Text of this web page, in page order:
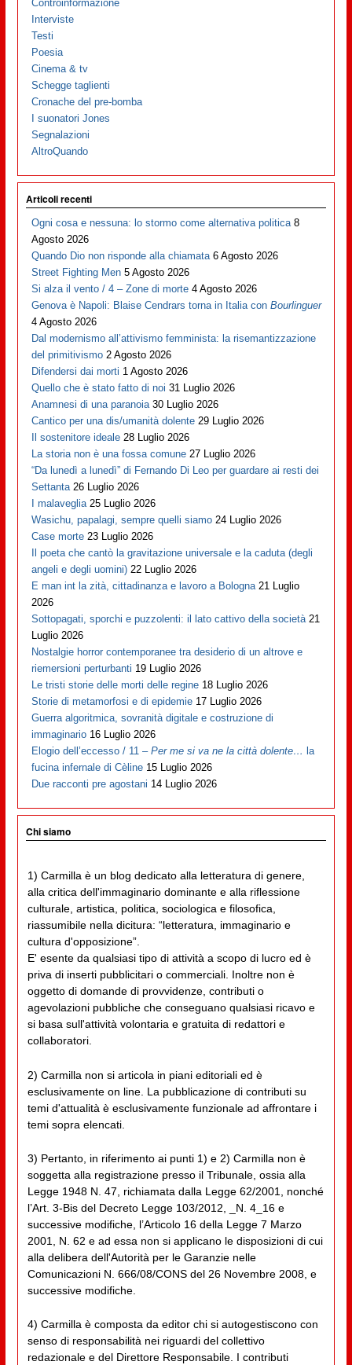
Controinformazione
Interviste
Testi
Poesia
Cinema & tv
Schegge taglienti
Cronache del pre-bomba
I suonatori Jones
Segnalazioni
AltroQuando
Articoli recenti
Ogni cosa e nessuna: lo stormo come alternativa politica 8
Agosto 2026
Quando Dio non risponde alla chiamata 6 Agosto 2026
Street Fighting Men 5 Agosto 2026
Si alza il vento / 4 – Zone di morte 4 Agosto 2026
Genova è Napoli: Blaise Cendrars torna in Italia conBourlinguer
4 Agosto 2026
Dal modernismo all’attivismo femminista: la risemantizzazione
del primitivismo 2 Agosto 2026
Difendersi dai morti 1 Agosto 2026
Quello che è stato fatto di noi 31 Luglio 2026
Anamnesi di una paranoia 30 Luglio 2026
Cantico per una dis/umanità dolente 29 Luglio 2026
Il sostenitore ideale 28 Luglio 2026
La storia non è una fossa comune 27 Luglio 2026
“Da lunedì a lunedì” di Fernando Di Leo per guardare ai resti dei
Settanta 26 Luglio 2026
I malaveglia 25 Luglio 2026
Wasichu, papalagi, sempre quelli siamo 24 Luglio 2026
Case morte 23 Luglio 2026
Il poeta che cantò la gravitazione universale e la caduta (degli
angeli e degli uomini) 22 Luglio 2026
E man int la zità, cittadinanza e lavoro a Bologna 21 Luglio
2026
Sottopagati, sporchi e puzzolenti: il lato cattivo della società 21
Luglio 2026
Nostalgie horror contemporanee tra desiderio di un altrove e
riemersioni perturbanti 19 Luglio 2026
Le tristi storie delle morti delle regine 18 Luglio 2026
Storie di metamorfosi e di epidemie 17 Luglio 2026
Guerra algoritmica, sovranità digitale e costruzione di
immaginario 16 Luglio 2026
Elogio dell’eccesso / 11 –Per me si va ne la città dolente… la
fucina infernale di Cèline 15 Luglio 2026
Due racconti pre agostani 14 Luglio 2026
Chi siamo
1) Carmilla è un blog dedicato alla letteratura di genere,
alla critica dell'immaginario dominante e alla riflessione
culturale, artistica, politica, sociologica e filosofica,
riassumibile nella dicitura: “letteratura, immaginario e
cultura d'opposizione”.
E' esente da qualsiasi tipo di attività a scopo di lucro ed è
priva di inserti pubblicitari o commerciali. Inoltre non è
oggetto di domande di provvidenze, contributi o
agevolazioni pubbliche che conseguano qualsiasi ricavo e
si basa sull'attività volontaria e gratuita di redattori e
collaboratori.
2) Carmilla non si articola in piani editoriali ed è
esclusivamente on line. La pubblicazione di contributi su
temi d'attualità è esclusivamente funzionale ad affrontare i
temi sopra elencati.
3) Pertanto, in riferimento ai punti 1) e 2) Carmilla non è
soggetta alla registrazione presso il Tribunale, ossia alla
Legge 1948 N. 47, richiamata dalla Legge 62/2001, nonché
l’Art. 3-Bis del Decreto Legge 103/2012, _N. 4_16 e
successive modifiche, l’Articolo 16 della Legge 7 Marzo
2001, N. 62 e ad essa non si applicano le disposizioni di cui
alla delibera dell'Autorità per le Garanzie nelle
Comunicazioni N. 666/08/CONS del 26 Novembre 2008, e
successive modifiche.
4) Carmilla è composta da editor chi si autogestiscono con
senso di responsabilità nei riguardi del collettivo
redazionale e del Direttore Responsabile. I contributi